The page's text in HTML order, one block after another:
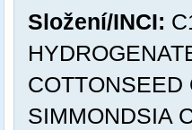
Složení/INCI:
SIMMONDSIA